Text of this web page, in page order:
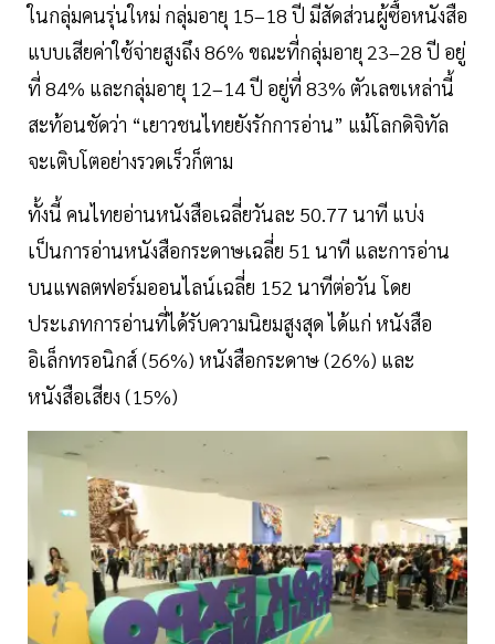
ในกลุ่มคนรุ่นใหม่ กลุ่มอายุ 15–18 ปี มีสัดส่วนผู้ซื้อหนังสือ
แบบเสียค่าใช้จ่ายสูงถึง 86% ขณะที่กลุ่มอายุ 23–28 ปี อยู่
ที่ 84% และกลุ่มอายุ 12–14 ปี อยู่ที่ 83% ตัวเลขเหล่านี้
สะท้อนชัดว่า “เยาวชนไทยยังรักการอ่าน” แม้โลกดิจิทัล
จะเติบโตอย่างรวดเร็วก็ตาม
ทั้งนี้ คนไทยอ่านหนังสือเฉลี่ยวันละ 50.77 นาที แบ่ง
เป็นการอ่านหนังสือกระดาษเฉลี่ย 51 นาที และการอ่าน
บนแพลตฟอร์มออนไลน์เฉลี่ย 152 นาทีต่อวัน โดย
ประเภทการอ่านที่ได้รับความนิยมสูงสุด ได้แก่ หนังสือ
อิเล็กทรอนิกส์ (56%) หนังสือกระดาษ (26%) และ
หนังสือเสียง (15%)